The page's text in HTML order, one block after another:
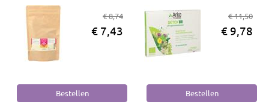
€ 8,74
€ 7,43
€ 11,50
€ 9,78